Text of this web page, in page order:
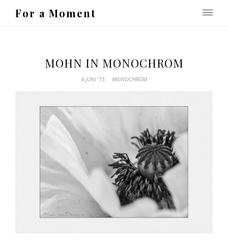
For a Moment
MOHN IN MONOCHROM
4 JUNI ’15 MONOCHROM